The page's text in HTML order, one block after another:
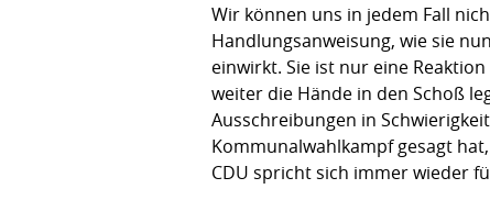
Wir können uns in jedem Fall
Handlungsanweisung, wie sie
einwirkt. Sie ist nur eine
weiter die Hände in den Schoß
Ausschreibungen in
Kommunalwahlkampf gesagt
CDU spricht sich immer wieder